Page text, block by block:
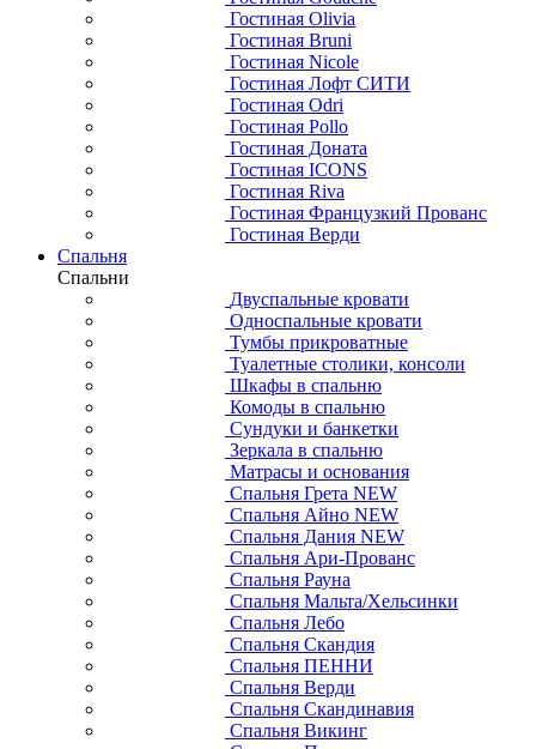
Гостиная Olivia
Гостиная Bruni
Гостиная Nicole
Гостиная Лофт СИТИ
Гостиная Odri
Гостиная Pollo
Гостиная Доната
Гостиная ICONS
Гостиная Riva
Гостиная Французкий Прованс
Гостиная Верди
Спальня
Спальни
Двуспальные кровати
Односпальные кровати
Тумбы прикроватные
Туалетные столики, консоли
Шкафы в спальню
Комоды в спальню
Сундуки и банкетки
Зеркала в спальню
Матрасы и основания
Спальня Грета NEW
Спальня Айно NEW
Спальня Дания NEW
Спальня Ари-Прованс
Спальня Рауна
Спальня Мальта/Хельсинки
Спальня Лебо
Спальня Скандия
Спальня ПЕННИ
Спальня Верди
Спальня Скандинавия
Спальня Викинг